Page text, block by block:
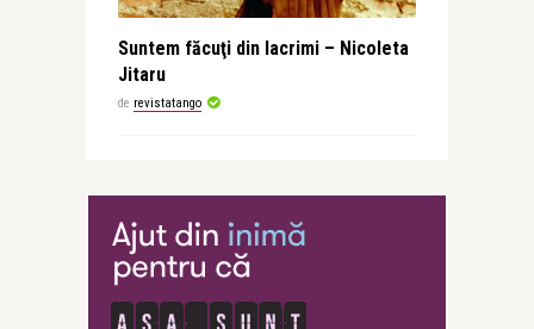
Suntem făcuţi din lacrimi – Nicoleta
Jitaru
de revistatango